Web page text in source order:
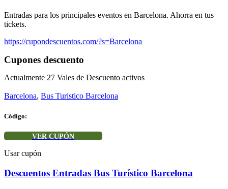
Entradas para los principales eventos en Barcelona. Ahorra en tus
tickets.
https://cupondescuentos.com/?s=Barcelona
Cupones descuento
Actualmente 27 Vales de Descuento activos
Barcelona, Bus Turistico Barcelona
Código:
VER CUPÓN
Usar cupón
Descuentos Entradas Bus Turístico Barcelona